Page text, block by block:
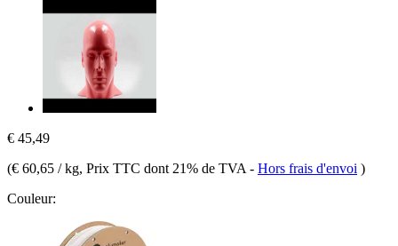
€ 45,49
(€ 60,65 / kg, Prix TTC dont 21% de TVA - Hors frais d'envoi )
Couleur: